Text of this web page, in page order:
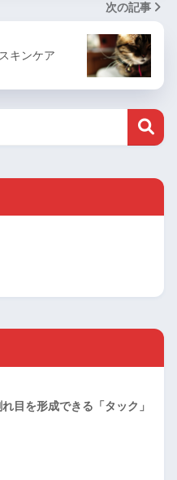
次の記事
キンケア
目を形成できる「タック」